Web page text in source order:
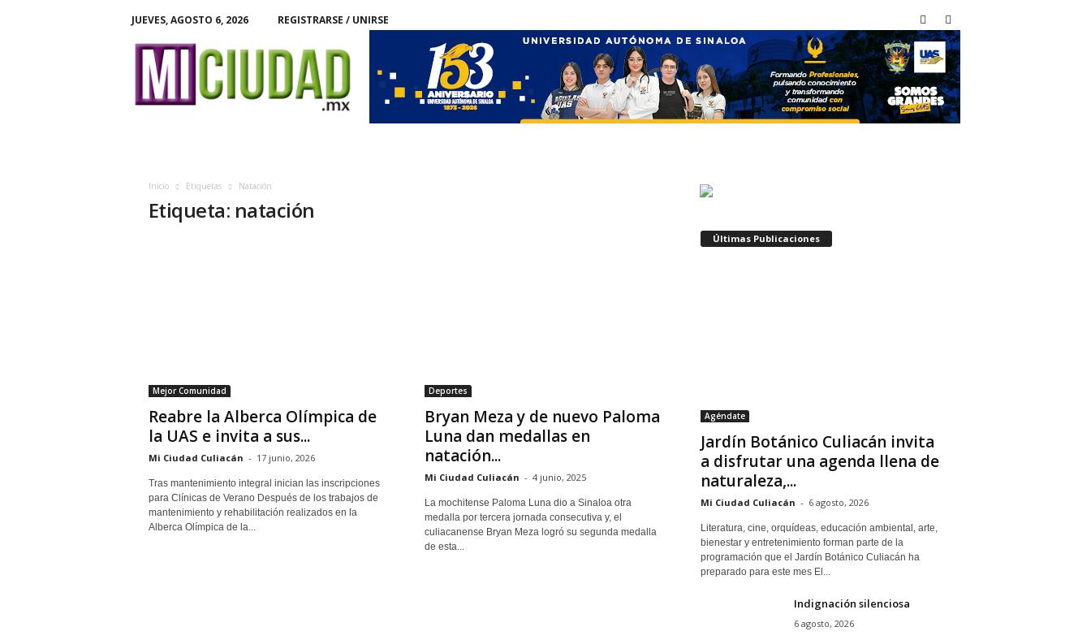
JUEVES, AGOSTO 6, 2026 REGISTRARSE / UNIRSE
u
Inicio Etiquetas Natación
Etiqueta: natación
Mejor Comunidad
Reabre la Alberca Olímpica de
la UAS e invita a sus...
Mi Ciudad Culiacán - 17 junio, 2026
Tras mantenimiento integral inician las inscripciones
para Clínicas de Verano Después de los trabajos de
mantenimiento y rehabilitación realizados en la
Alberca Olímpica de la...
Deportes
Bryan Meza y de nuevo Paloma
Luna dan medallas en
natación...
Mi Ciudad Culiacán - 4 junio, 2025
La mochitense Paloma Luna dio a Sinaloa otra
medalla por tercera jornada consecutiva y, el
culiacanense Bryan Meza logró su segunda medalla
de esta...
Últimas Publicaciones
Agéndate
Jardín Botánico Culiacán invita
a disfrutar una agenda llena de
naturaleza,...
Mi Ciudad Culiacán - 6 agosto, 2026
Literatura, cine, orquídeas, educación ambiental, arte,
bienestar y entretenimiento forman parte de la
programación que el Jardín Botánico Culiacán ha
preparado para este mes El...
Indignación silenciosa
6 agosto, 2026